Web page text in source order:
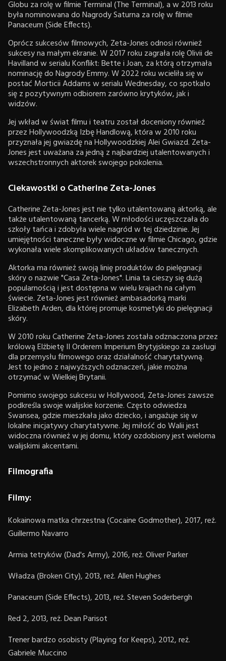
Globu za rolę w filmie Terminal (The Terminal), a w 2013 roku
była nominowana do Nagrody Saturna za rolę w filmie
Panaceum (Side Effects).
Oprócz sukcesów filmowych, Zeta-Jones odnosi również
sukcesy na małym ekranie. W 2017 roku zagrała rolę Olivii de
Havilland w serialu Konflikt: Bette i Joan, za którą otrzymała
nominację do Nagrody Emmy. W 2022 roku wcieliła się w
postać Morticii Addams w serialu Wednesday, co spotkało
się z pozytywnym odbiorem zarówno krytyków, jak i
widzów.
Jej wkład w świat filmu i teatru został doceniony również
przez Hollywoodzką Izbę Handlową, która w 2010 roku
przyznała jej gwiazdę na Hollywoodzkiej Alei Gwiazd. Zeta-
Jones jest uważana za jedną z najbardziej utalentowanych i
wszechstronnych aktorek swojego pokolenia.
Ciekawostki o Catherine Zeta-Jones
Catherine Zeta-Jones jest nie tylko utalentowaną aktorką, ale
także utalentowaną tancerką. W młodości uczęszczała do
szkoły tańca i zdobyła wiele nagród w tej dziedzinie. Jej
umiejętności taneczne były widoczne w filmie Chicago, gdzie
wykonała wiele skomplikowanych układów tanecznych.
Aktorka ma również swoją linię produktów do pielęgnacji
skóry o nazwie "Casa Zeta-Jones". Linia ta cieszy się dużą
popularnością i jest dostępna w wielu krajach na całym
świecie. Zeta-Jones jest również ambasadorką marki
Elizabeth Arden, dla której promuje kosmetyki do pielęgnacji
skóry.
W 2010 roku Catherine Zeta-Jones została odznaczona przez
królową Elżbietę II Orderem Imperium Brytyjskiego za zasługi
dla przemysłu filmowego oraz działalność charytatywną.
Jest to jedno z najwyższych odznaczeń, jakie można
otrzymać w Wielkiej Brytanii.
Pomimo swojego sukcesu w Hollywood, Zeta-Jones zawsze
podkreśla swoje walijskie korzenie. Często odwiedza
Swansea, gdzie mieszkała jako dziecko, i angażuje się w
lokalne inicjatywy charytatywne. Jej miłość do Walii jest
widoczna również w jej domu, który ozdobiony jest wieloma
walijskimi akcentami.
Filmografia
Filmy:
Kokainowa matka chrzestna (Cocaine Godmother), 2017, reż.
Guillermo Navarro
Armia tetryków (Dad's Army), 2016, reż. Oliver Parker
Władza (Broken City), 2013, reż. Allen Hughes
Panaceum (Side Effects), 2013, reż. Steven Soderbergh
Red 2, 2013, reż. Dean Parisot
Trener bardzo osobisty (Playing for Keeps), 2012, reż.
Gabriele Muccino